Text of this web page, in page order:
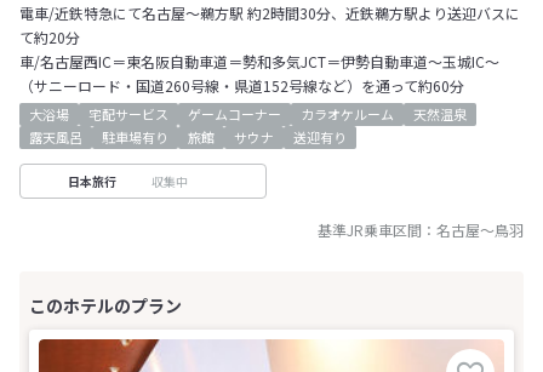
電車/近鉄特急にて名古屋～鵜方駅 約2時間30分、近鉄鵜方駅より送迎バスに
て約20分
車/名古屋西IC＝東名阪自動車道＝勢和多気JCT＝伊勢自動車道～玉城IC～
（サニーロード・国道260号線・県道152号線など）を通って約60分
大浴場 宅配サービス ゲームコーナー カラオケルーム
天然温泉
露天風呂
駐車場有り 旅館 サウナ 送迎有り
日本旅行 収集中
基準JR乗車区間： 名古屋～鳥羽